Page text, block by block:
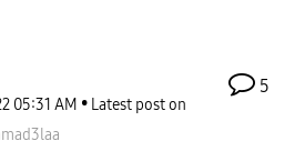
05:31 AM
Latest post on
5